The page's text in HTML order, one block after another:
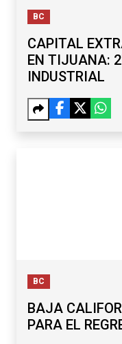
BC
CAPITAL
EN TIJUANA:
INDUSTRIAL
BC
BAJA
PARA EL